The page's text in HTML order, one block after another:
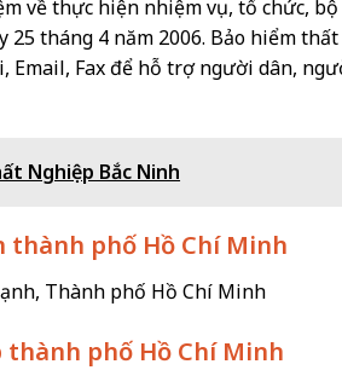
về thực hiện nhiệm vụ, tổ chức, bộ
25 tháng 4 năm 2006. Bảo hiểm
Fax để hỗ trợ người dân,
Nghiệp Bắc Ninh
phố Hồ Chí Minh
Thành phố Hồ Chí Minh
phố Hồ Chí Minh